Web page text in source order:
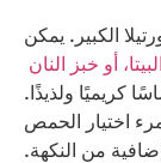
الكبير. يمكن
أو خبز النان
كريميًا ولذيذًا.
اختيار الحمص
من النكهة.